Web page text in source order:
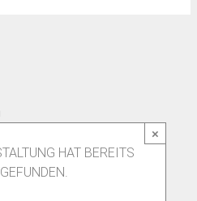
×
HAT BEREITS